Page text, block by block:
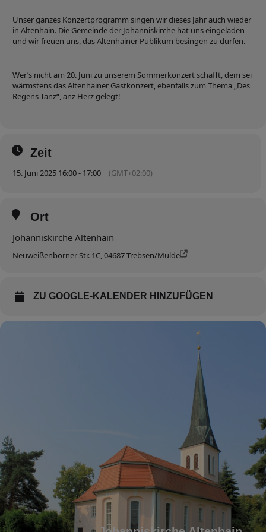
Unser ganzes Konzertprogramm singen wir dieses Jahr auch wieder
in Altenhain. Die Gemeinde der Johanniskirche hat uns eingeladen
und wir freuen uns, das Altenhainer Publikum besingen zu dürfen.
Wer’s nicht am 20. Juni zu unserem Sommerkonzert schafft, dem sei
wärmstens das Altenhainer Gastkonzert, ebenfalls zum Thema „Des
Regens Tanz“, anz Herz gelegt!
Zeit
15. Juni 2025 16:00 - 17:00 (GMT+02:00)
Ort
Johanniskirche Altenhain
Neuweißenborner Str. 1C, 04687 Trebsen/Mulde
ZU GOOGLE-KALENDER HINZUFÜGEN